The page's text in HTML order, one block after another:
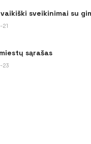
sveikinimai su
21
sąrašas
23